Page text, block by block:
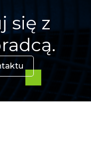
się z